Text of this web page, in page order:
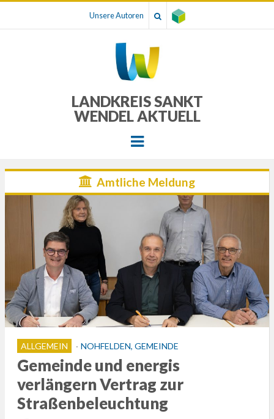
Unsere Autoren
LANDKREIS SANKT
WENDEL AKTUELL
Menu
Amtliche Meldung
ALLGEMEIN NOHFELDEN, GEMEINDE
Gemeinde und energis
verlängern Vertrag zur
Straßenbeleuchtung